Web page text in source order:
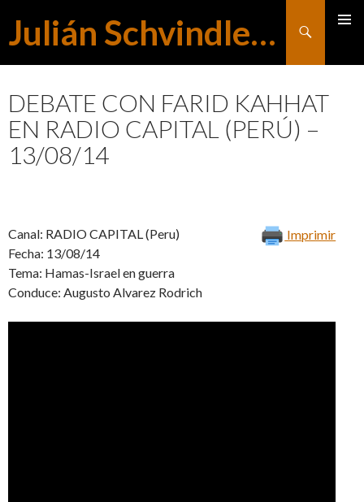
Julián Schvindlerman
Buscar
AL
DEBATE CON FARID KAHHAT
EN RADIO CAPITAL (PERÚ) –
13/08/14
Imprimir
Canal: RADIO CAPITAL (Peru)
Fecha: 13/08/14
Tema: Hamas-Israel en guerra
Conduce: Augusto Alvarez Rodrich